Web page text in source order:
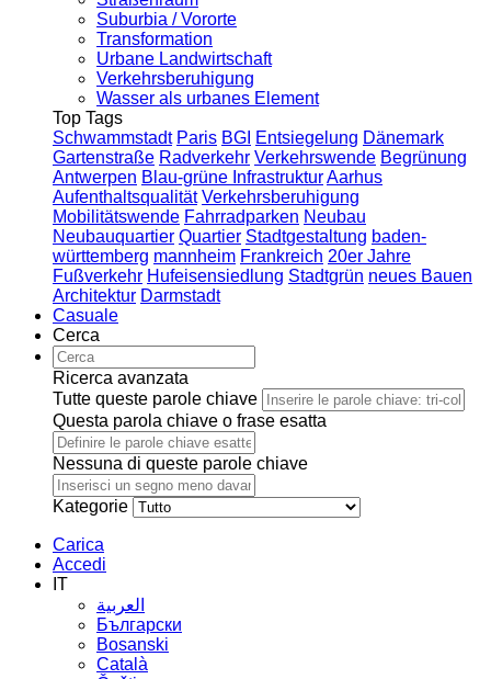
Suburbia / Vororte
Transformation
Urbane Landwirtschaft
Verkehrsberuhigung
Wasser als urbanes Element
Top Tags
Schwammstadt Paris BGI Entsiegelung Dänemark
Gartenstraße Radverkehr Verkehrswende Begrünung
Antwerpen Blau-grüne InfrastrukturAarhus
Aufenthaltsqualität Verkehrsberuhigung
Mobilitätswende Fahrradparken Neubau
Neubauquartier Quartier Stadtgestaltung baden-
württemberg mannheim Frankreich 20er Jahre
Fußverkehr Hufeisensiedlung Stadtgrün neues Bauen
Architektur Darmstadt
Casuale
Cerca
Ricerca avanzata
Tutte queste parole chiave
Questa parola chiave o frase esatta
Nessuna di queste parole chiave
Kategorie
Carica
Accedi
IT
العربية
Български
Bosanski
Сatalà